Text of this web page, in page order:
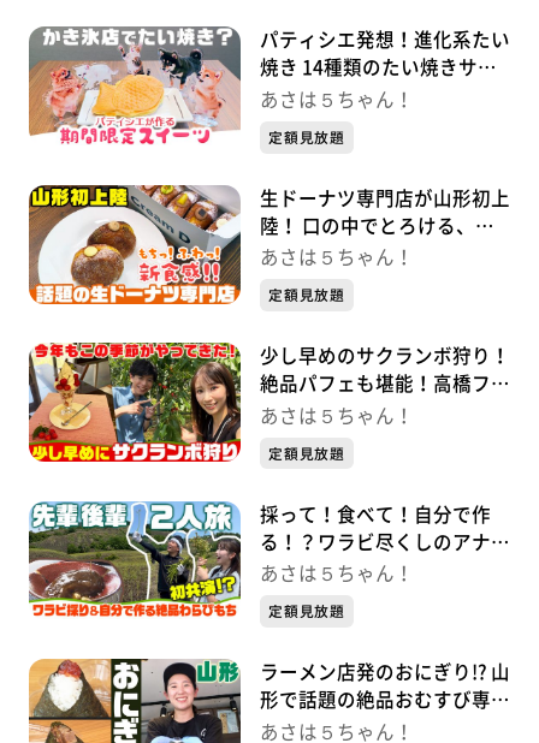
パティシエ発想！進化系たい
焼き 14種類のたい焼きサン
ドが人気
あさは５ちゃん！
定額見放題
生ドーナツ専門店が山形初上
陸！ 口の中でとろける、も
ちふわ新食感！
あさは５ちゃん！
定額見放題
少し早めのサクランボ狩り！
絶品パフェも堪能！高橋フル
ーツランド
あさは５ちゃん！
定額見放題
採って！食べて！自分で作
る！？ワラビ尽くしのアナ２
人旅
あさは５ちゃん！
定額見放題
ラーメン店発のおにぎり!? 山
形で話題の絶品おむすび専門
店を取材！
あさは５ちゃん！